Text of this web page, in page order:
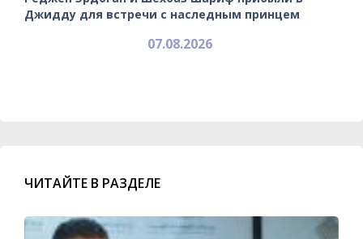
Джидду для встречи с наследным принцем
07.08.2026
ЧИТАЙТЕ В РАЗДЕЛЕ